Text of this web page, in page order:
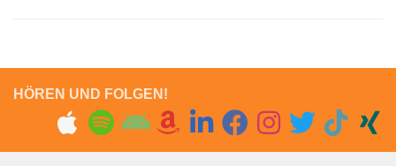
HÖREN UND FOLGEN!